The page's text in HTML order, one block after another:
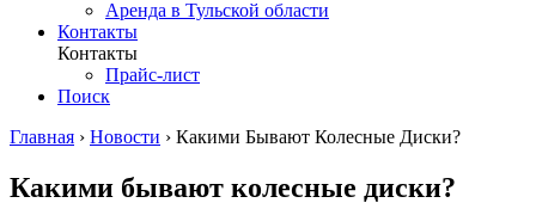
Аренда в Тульской области
Контакты
Контакты
Прайс-лист
Поиск
Главная › Новости › Какими Бывают Колесные Диски?
Какими бывают колесные диски?